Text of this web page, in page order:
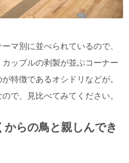
マ別に並べられているので、
カップルの剥製が並ぶコーナー
特徴であるオシドリなどが。
で、見比べてみてください。
からの鳥と親しんでき